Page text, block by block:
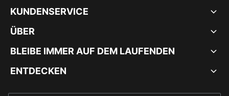
KUNDENSERVICE
ÜBER
BLEIBE IMMER AUF DEM LAUFENDEN
ENTDECKEN